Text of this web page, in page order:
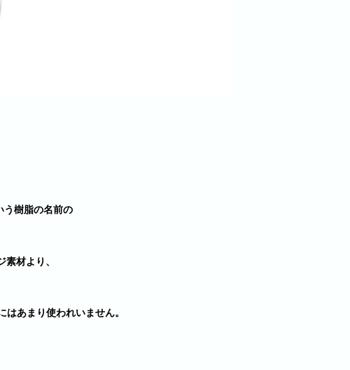
樹脂の名前の
材より、
あまり使われいません。